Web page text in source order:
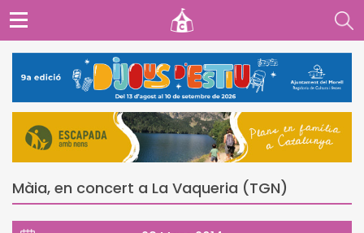
Màia, en concert a La Vaqueria (TGN)